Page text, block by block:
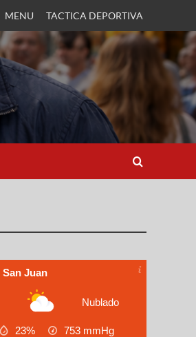
MENU TACTICA DEPORTIVA
San Juan
Nublado
23% 753 mmHg